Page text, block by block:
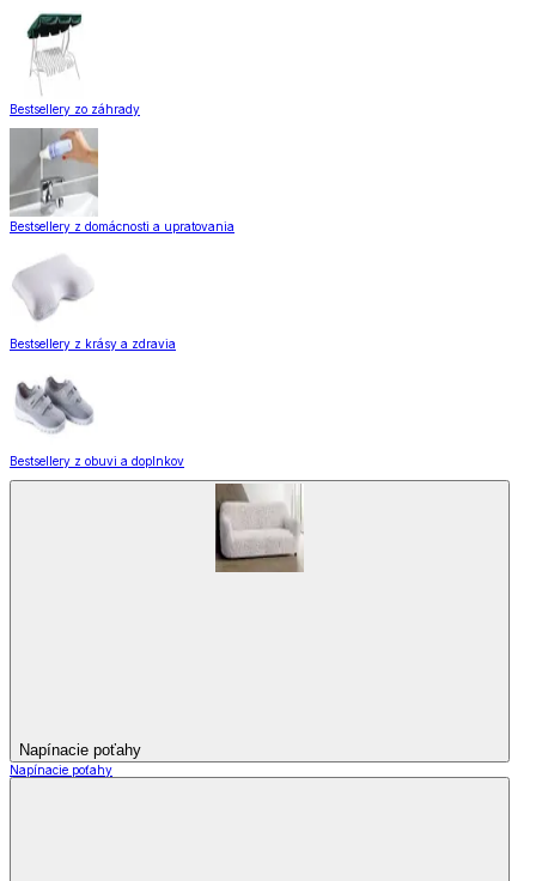
Bestsellery zo záhrady
Bestsellery z domácnosti a upratovania
Bestsellery z krásy a zdravia
Bestsellery z obuvi a doplnkov
Napínacie poťahy
Napínacie poťahy